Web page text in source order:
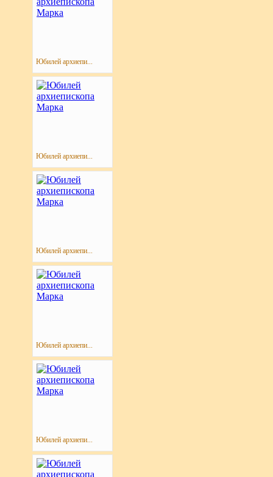
Юбилей архиепи...
Юбилей архиепи...
Юбилей архиепи...
Юбилей архиепи...
Юбилей архиепи...